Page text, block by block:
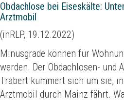
Obdachlose bei Eiseskälte:
Arztmobil
(inRLP, 19.12.2022)
Minusgrade können für
werden. Der Obdachlosen- und
Trabert kümmert sich um sie,
Arztmobil durch Mainz fährt.